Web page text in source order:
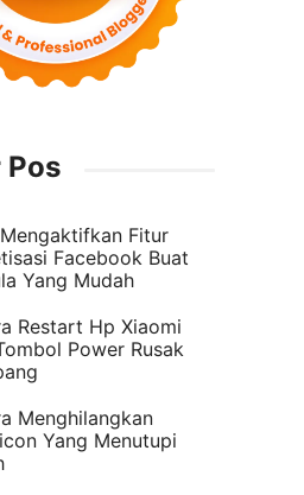
Pos
Fitur
Facebook Buat
Yang Mudah
Restart Hp Xiaomi
Power Rusak
Menghilangkan
Yang Menutupi